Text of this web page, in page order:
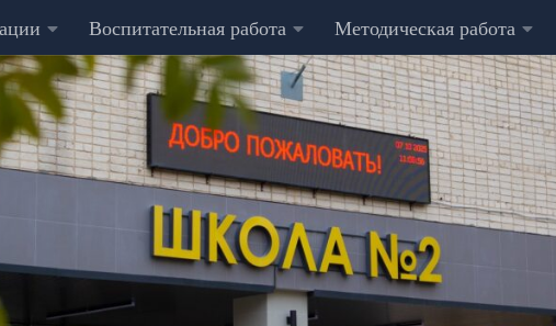
Воспитательная работа Методическая работа